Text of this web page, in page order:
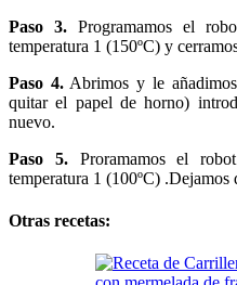
Paso 3. Programamos el
temperatura 1 (150ºC) y
Paso 4.Abrimos y le
quitar el papel de horno)
nuevo.
Paso 5.Proramamos el
temperatura 1 (100ºC) .Dejamos
Otras recetas: